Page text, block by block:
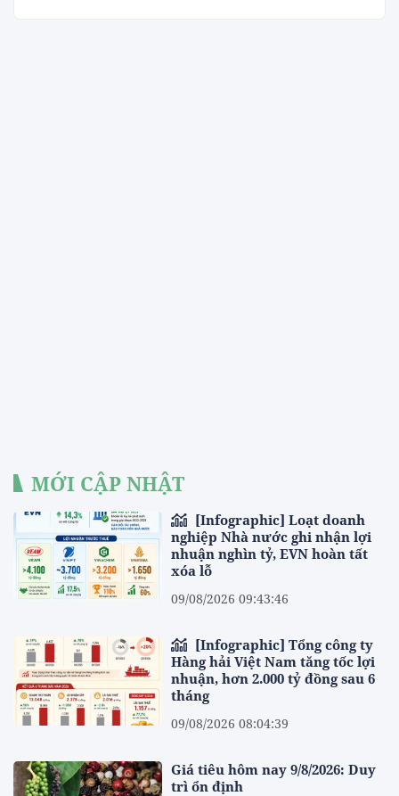
MỚI CẬP NHẬT
nghiệp Nhà nước ghi nhận lợi
nhuận nghìn tỷ, EVN hoàn tất
xóa lỗ
09/08/2026 09:43:46
Hàng hải Việt Nam tăng tốc lợi
nhuận, hơn 2.000 tỷ đồng sau 6
tháng
09/08/2026 08:04:39
Giá tiêu hôm nay 9/8/2026: Duy
trì ổn định